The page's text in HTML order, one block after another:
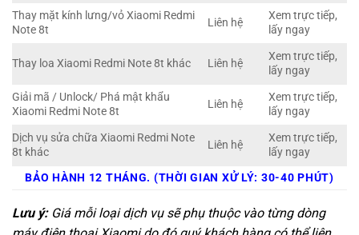
Thay mặt kính lưng/vỏ Xiaomi Redmi
Note 8t
Liên hệ
Xem trực tiếp,
lấy ngay
Thay loa Xiaomi Redmi Note 8t khác Liên hệ
Xem trực tiếp,
lấy ngay
Giải mã / Unlock/ Phá mật khẩu
Xiaomi Redmi Note 8t
Liên hệ
Xem trực tiếp,
lấy ngay
Dịch vụ sửa chữa Xiaomi Redmi Note
8t khác
Liên hệ
Xem trực tiếp,
lấy ngay
BẢO HÀNH 12 THÁNG. (THỜI GIAN XỬ LÝ: 30-40 PHÚT)
Lưu ý:Giá mỗi loại dịch vụ sẽ phụ thuộc vào từng dòng